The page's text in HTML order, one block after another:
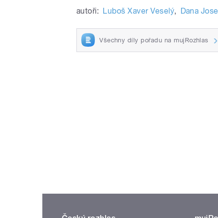
autoři: Luboš Xaver Veselý, Dana
Všechny díly pořadu na mujRozhlas